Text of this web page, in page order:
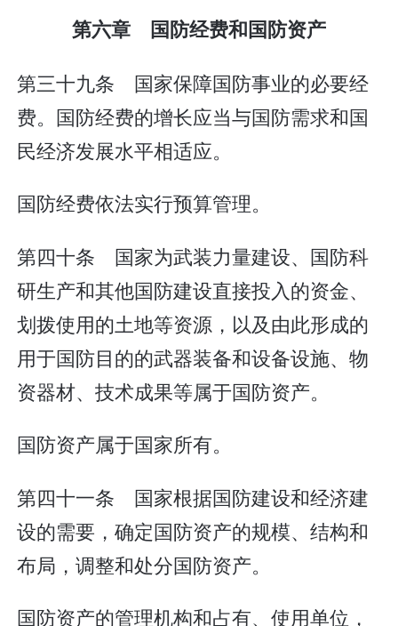
第六章 国防经费和国防资产
第三十九条 国家保障国防事业的必要经
费。国防经费的增长应当与国防需求和国
民经济发展水平相适应。
国防经费依法实行预算管理。
第四十条 国家为武装力量建设、国防科
研生产和其他国防建设直接投入的资金、
划拨使用的土地等资源，以及由此形成的
用于国防目的的武器装备和设备设施、物
资器材、技术成果等属于国防资产。
国防资产属于国家所有。
第四十一条 国家根据国防建设和经济建
设的需要，确定国防资产的规模、结构和
布局，调整和处分国防资产。
国防资产的管理机构和占有、使用单位，